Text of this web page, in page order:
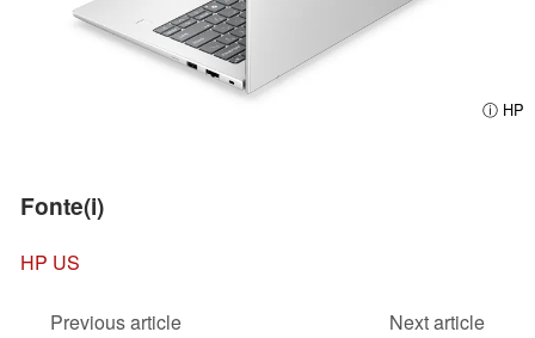
ⓘ HP
Fonte(i)
HP US
Previous article
Next article